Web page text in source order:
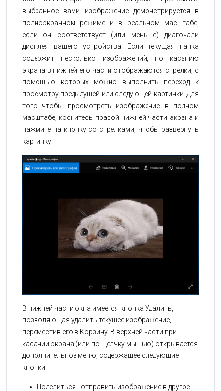
выбранное вами изображение демонстрируется в
полноэкранном режиме и в реальном масштабе,
если он соответствует (или меньше) диагонали
дисплея вашего устройства. Если текущая папка
содержит несколько изображений, по касанию
экрана в нижней его части отображаются стрелки, с
помощью которых можно выполнить переход к
просмотру предыдущей или следующей картинки. Для
того чтобы просмотреть изображение в полном
масштабе, коснитесь правой нижней части экрана и
нажмите на кнопку со стрелками, чтобы развернуть
картинку.
В нижней части окна имеется кнопка Удалить,
позволяющая удалить текущее изображение,
переместив его в Корзину. В верхней части при
касании экрана (или по щелчку мышью) открывается
дополнительное меню, содержащее следующие
кнопки:
Поделиться - отправить изображение в другое